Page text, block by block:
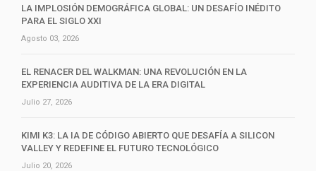
LA IMPLOSIÓN DEMOGRÁFICA GLOBAL: UN DESAFÍO INÉDITO
PARA EL SIGLO XXI
Agosto 03, 2026
EL RENACER DEL WALKMAN: UNA REVOLUCIÓN EN LA
EXPERIENCIA AUDITIVA DE LA ERA DIGITAL
Julio 27, 2026
KIMI K3: LA IA DE CÓDIGO ABIERTO QUE DESAFÍA A SILICON
VALLEY Y REDEFINE EL FUTURO TECNOLÓGICO
Julio 20, 2026